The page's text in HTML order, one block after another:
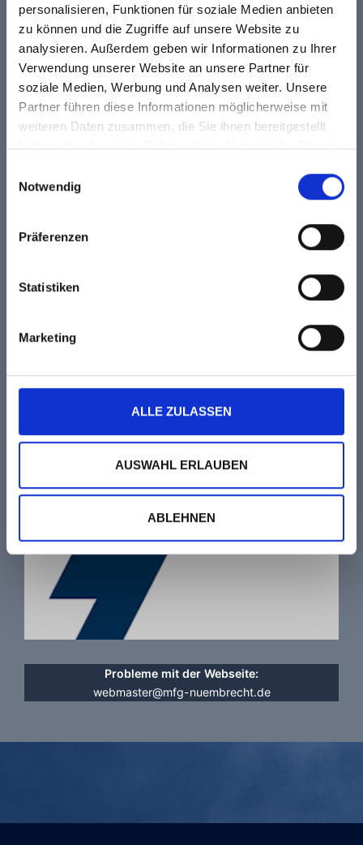
personalisieren, Funktionen für soziale Medien anbieten
zu können und die Zugriffe auf unsere Website zu
analysieren. Außerdem geben wir Informationen zu Ihrer
Verwendung unserer Website an unsere Partner für
soziale Medien, Werbung und Analysen weiter. Unsere
Partner führen diese Informationen möglicherweise mit
weiteren Daten zusammen, die Sie ihnen bereitgestellt
haben oder die sie im Rahmen Ihrer Nutzung der Dienste
Notwendig
Präferenzen
Statistiken
Marketing
ALLE ZULASSEN
AUSWAHL ERLAUBEN
ABLEHNEN
flyDMFV
Probleme mit der Webseite:
webmaster@mfg-nuembrecht.de